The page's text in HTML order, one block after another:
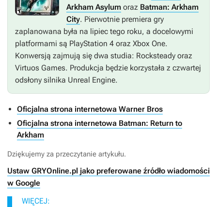
Arkham Asylum oraz Batman: Arkham
City. Pierwotnie premiera gry
zaplanowana była na lipiec tego roku, a docelowymi
platformami są PlayStation 4 oraz Xbox One.
Konwersją zajmują się dwa studia: Rocksteady oraz
Virtuos Games. Produkcja będzie korzystała z czwartej
odsłony silnika Unreal Engine.
Oficjalna strona internetowa Warner Bros
Oficjalna strona internetowa Batman: Return to
Arkham
Dziękujemy za przeczytanie artykułu.
Ustaw GRYOnline.pl jako preferowane źródło wiadomości
w Google
WIĘCEJ: